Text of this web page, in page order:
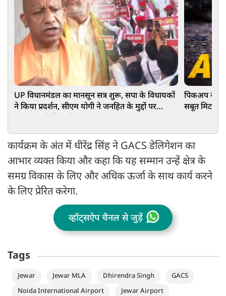
UP विधानमंडल का मानसून सत्र शुरू, सपा के विधायकों
ने किया प्रदर्शन, सीएम योगी ने जनहित के मुद्दों पर
पिकअप ने
सबूत मिटाने
कार्यक्रम के अंत में धीरेंद्र सिंह ने GACS डेलिगेशन का
आभार व्यक्त किया और कहा कि यह सम्मान उन्हें क्षेत्र के
समग्र विकास के लिए और अधिक ऊर्जा के साथ कार्य करने
के लिए प्रेरित करेगा.
व्हॉट्सऐप चैनल से जुड़ें
Tags
Jewar Jewar MLA Dhirendra Singh
GACS
Noida International Airport
Jewar Airport